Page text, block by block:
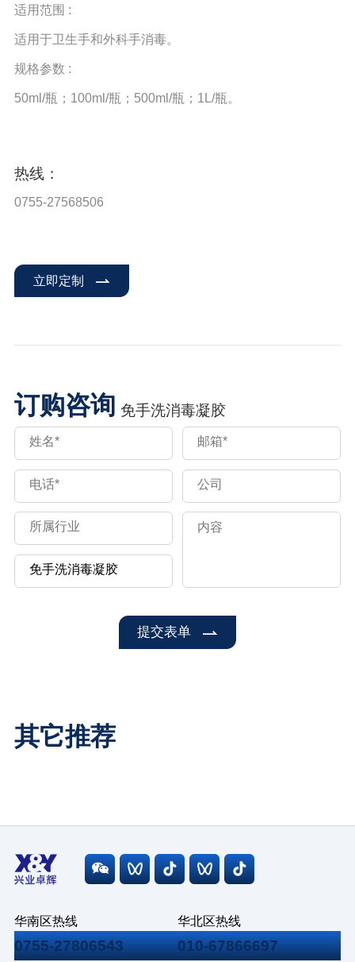
适用范围 :
适用于卫生手和外科手消毒。
规格参数 :
50ml/瓶；100ml/瓶；500ml/瓶；1L/瓶。
热线：
0755-27568506
立即定制
订购咨询 免手洗消毒凝胶
提交表单
其它推荐
华南区热线
0755-27806543
华北区热线
010-67866697